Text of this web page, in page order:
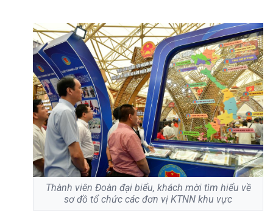
Thành viên Đoàn đại biểu, khách mời tìm hiểu về
sơ đồ tổ chức các đơn vị KTNN khu vực